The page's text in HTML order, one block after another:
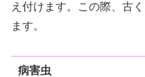
え付けます。この際、古
ます。
病害虫